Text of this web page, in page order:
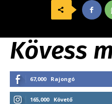
Kövess
67,000 Rajongó
165,000 Követő